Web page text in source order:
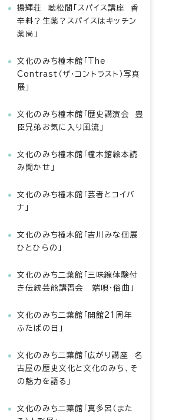
揚輝荘 聴松閣「スパイス講座 香
辛料？生薬？スパイスはキッチン
薬局」
文化のみち橦木館「The
Contrast（ザ・コントラスト）写真
展」
文化のみち橦木館「歴史講演会 豊
臣兄弟お気に入り風流」
文化のみち橦木館「橦木館絵本読
み聞かせ」
文化のみち橦木館「芸者とコイバ
ナ」
文化のみち橦木館「吉川みな個展
ひとひらの」
文化のみち二葉館「三味線体験付
き伝統芸能講習会 端唄・俗曲」
文化のみち二葉館「開館21周年
ふたばの日」
文化のみち二葉館「広がり講座 名
古屋の歴史文化と文化のみち、そ
の魅力を語る」
文化のみち二葉館「真多呂（また